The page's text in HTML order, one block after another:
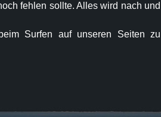
fehlen sollte. Alles wird nach und
Surfen auf unseren Seiten zu